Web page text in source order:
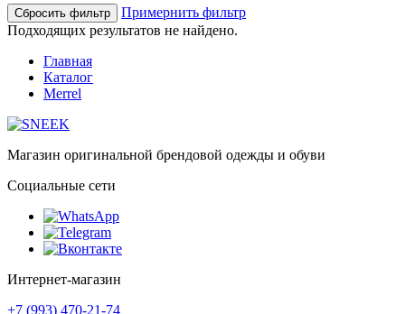
Сбросить фильтр
Примернить фильтр
Подходящих результатов не найдено.
Главная
Каталог
Merrel
Магазин оригинальной брендовой одежды и обуви
Социальные сети
Интернет-магазин
+7 (993) 470-21-74